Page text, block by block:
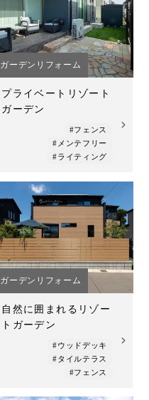
ガーデンリフォーム
プライベートリゾート
ガーデン
#フェンス
#メンテフリー
#ライティング
ガーデンリフォーム
自然に囲まれるリゾー
トガーデン
#ウッドデッキ
#タイルテラス
#フェンス